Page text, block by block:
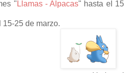
" Llamas - Alpacas" hasta el 15
25 de marzo.